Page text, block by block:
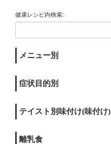
健康レシピ内検索:
メニュー別
症状目的別
テイスト別味付け(味付け)
離乳食